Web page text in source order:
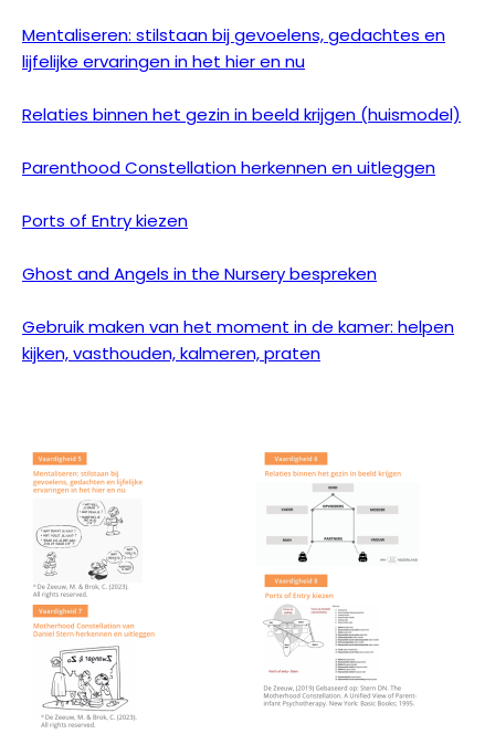
Mentaliseren: stilstaan bij gevoelens, gedachtes en
lijfelijke ervaringen in het hier en nu
Relaties binnen het gezin in beeld krijgen (huismodel)​
Parenthood Constellation herkennen en uitleggen​
Ports of Entry kiezen​
Ghost and Angels in the Nursery bespreken​
Gebruik maken van het moment in de kamer: helpen
kijken, vasthouden, kalmeren, praten​